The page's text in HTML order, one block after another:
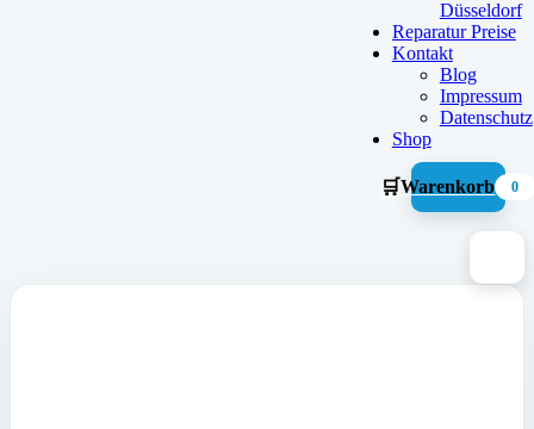
Düsseldorf
Reparatur Preise
Kontakt
Blog
Impressum
Datenschutz
Shop
🛒Warenkorb 0